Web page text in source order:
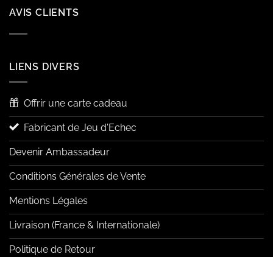
AVIS CLIENTS
LIENS DIVERS
Offrir une carte cadeau
Fabricant de Jeu d'Echec
Devenir Ambassadeur
Conditions Générales de Vente
Mentions Légales
Livraison (France & Internationale)
Politique de Retour